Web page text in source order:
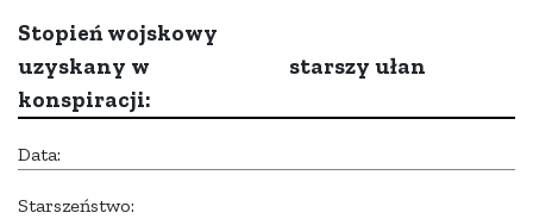
Stopień wojskowy
uzyskany w
konspiracji:
starszy ułan
Data:
Starszeństwo: